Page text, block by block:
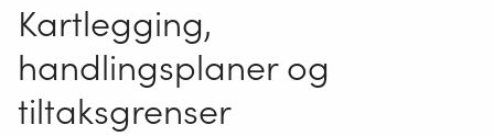
Kartlegging,
handlingsplaner og
tiltaksgrenser